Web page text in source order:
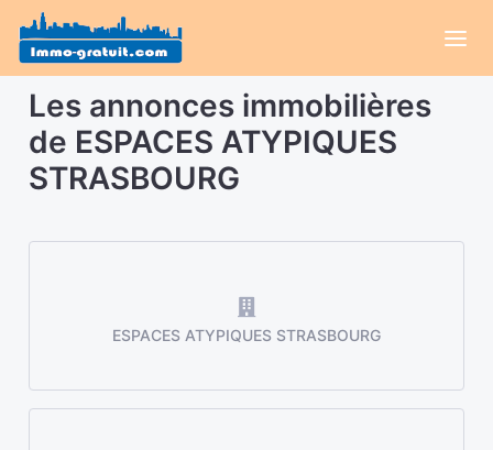
Les annonces immobilières
de ESPACES ATYPIQUES
STRASBOURG
ESPACES ATYPIQUES STRASBOURG